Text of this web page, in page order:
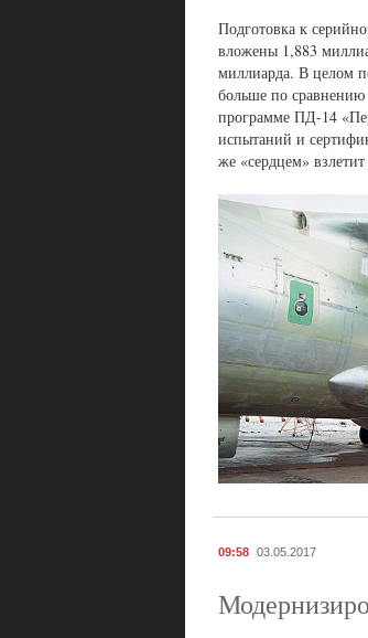
Подготовка к
вложены 1,883
миллиарда. В целом
больше по сравнению
программе ПД-14
испытаний и
же «сердцем»
09:58 03.05.2017